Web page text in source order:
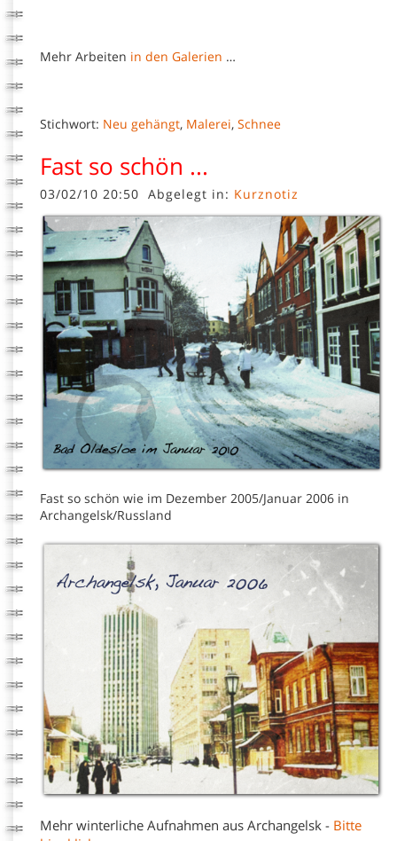
Mehr Arbeiten in den Galerien …
Stichwort: Neu gehängt, Malerei, Schnee
Fast so schön ...
03/02/10 20:50 Abgelegt in: Kurznotiz
Fast so schön wie im Dezember 2005/Januar 2006 in
Archangelsk/Russland
Mehr winterliche Aufnahmen aus Archangelsk - Bitte